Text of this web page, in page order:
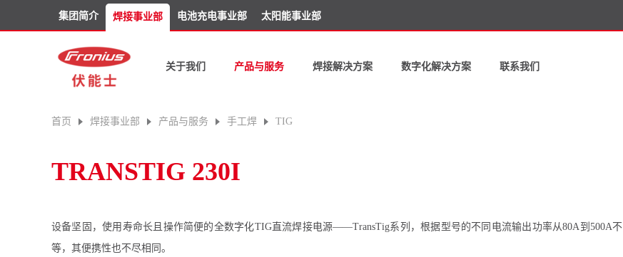
集团简介 焊接事业部 电池充电事业部 太阳能事业部
关于我们 产品与服务 焊接解决方案 数字化解决方案 联系我们
首页 焊接事业部 产品与服务 手工焊 TIG
TRANSTIG 230I
设备坚固，使用寿命长且操作简便的全数字化TIG直流焊接电源——TransTig系列，根据型号的不同电流输出功率从80A到500A不
等，其便携性也不尽相同。